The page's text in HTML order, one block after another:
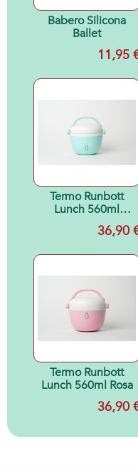
Babero Silicona
Ballet
11,95
Termo Runbott
Lunch 560ml
Menta36,90
Termo Runbott
Lunch 560ml Rosa
36,90